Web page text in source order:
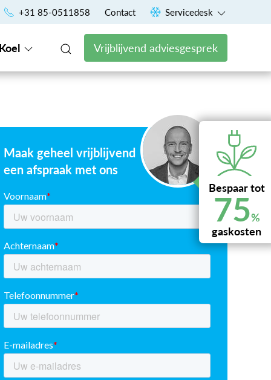
Uniek financieringsconcept voor een vast maandbedrag
+31 85-0511858 Contact Servicedesk
Vrijblijvend adviesgesprek
Maak geheel vrijblijvend
een afspraak met ons
Bespaar tot
75%
gaskosten